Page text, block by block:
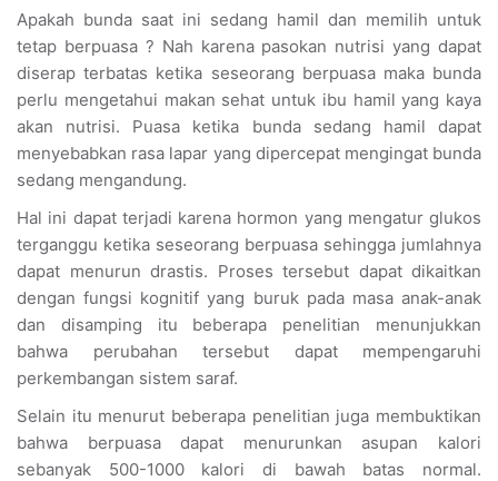
Apakah bunda saat ini sedang hamil dan memilih untuk
tetap berpuasa ? Nah karena pasokan nutrisi yang dapat
diserap terbatas ketika seseorang berpuasa maka bunda
perlu mengetahui makan sehat untuk ibu hamil yang kaya
akan nutrisi. Puasa ketika bunda sedang hamil dapat
menyebabkan rasa lapar yang dipercepat mengingat bunda
sedang mengandung.
Hal ini dapat terjadi karena hormon yang mengatur glukos
terganggu ketika seseorang berpuasa sehingga jumlahnya
dapat menurun drastis. Proses tersebut dapat dikaitkan
dengan fungsi kognitif yang buruk pada masa anak-anak
dan disamping itu beberapa penelitian menunjukkan
bahwa perubahan tersebut dapat mempengaruhi
perkembangan sistem saraf.
Selain itu menurut beberapa penelitian juga membuktikan
bahwa berpuasa dapat menurunkan asupan kalori
sebanyak 500-1000 kalori di bawah batas normal.